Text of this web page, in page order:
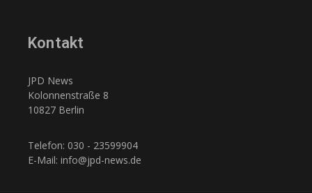
Kontakt
JPD News
Kolonnenstraße 8
10827 Berlin
Telefon: 030 - 23599904
E-Mail: info@jpd-news.de